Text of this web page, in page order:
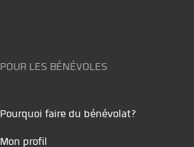
POUR LES BÉNÉVOLES
Pourquoi faire du bénévolat?
Mon profil